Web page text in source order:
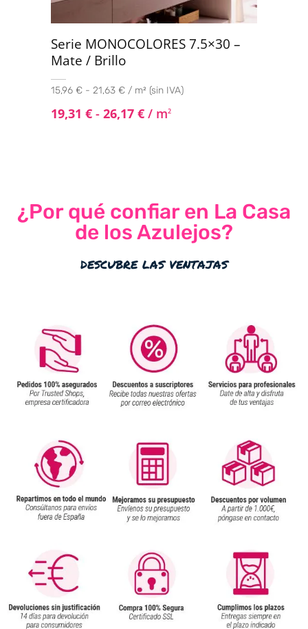
Serie MONOCOLORES 7.5×30 –
Mate / Brillo
15,96 € - 21,63 € / m² (sin IVA)
19,31 € - 26,17 € / m2
¿Por qué confiar en La Casa
de los Azulejos?
descubre las ventajas